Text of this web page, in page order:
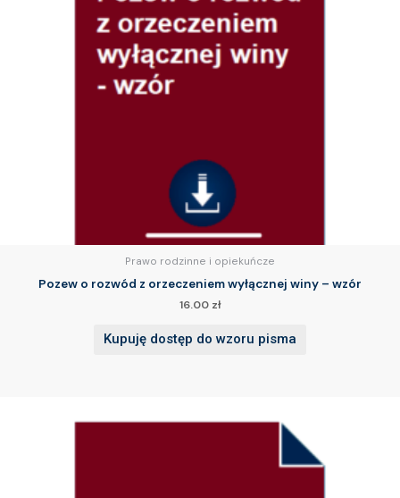
Prawo rodzinne i opiekuńcze
Pozew o rozwód z orzeczeniem wyłącznej winy – wzór
16.00 zł
Kupuję dostęp do wzoru pisma